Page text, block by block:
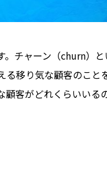
。チャーン（churn）と
る移り気な顧客のこと
顧客がどれくらいいる